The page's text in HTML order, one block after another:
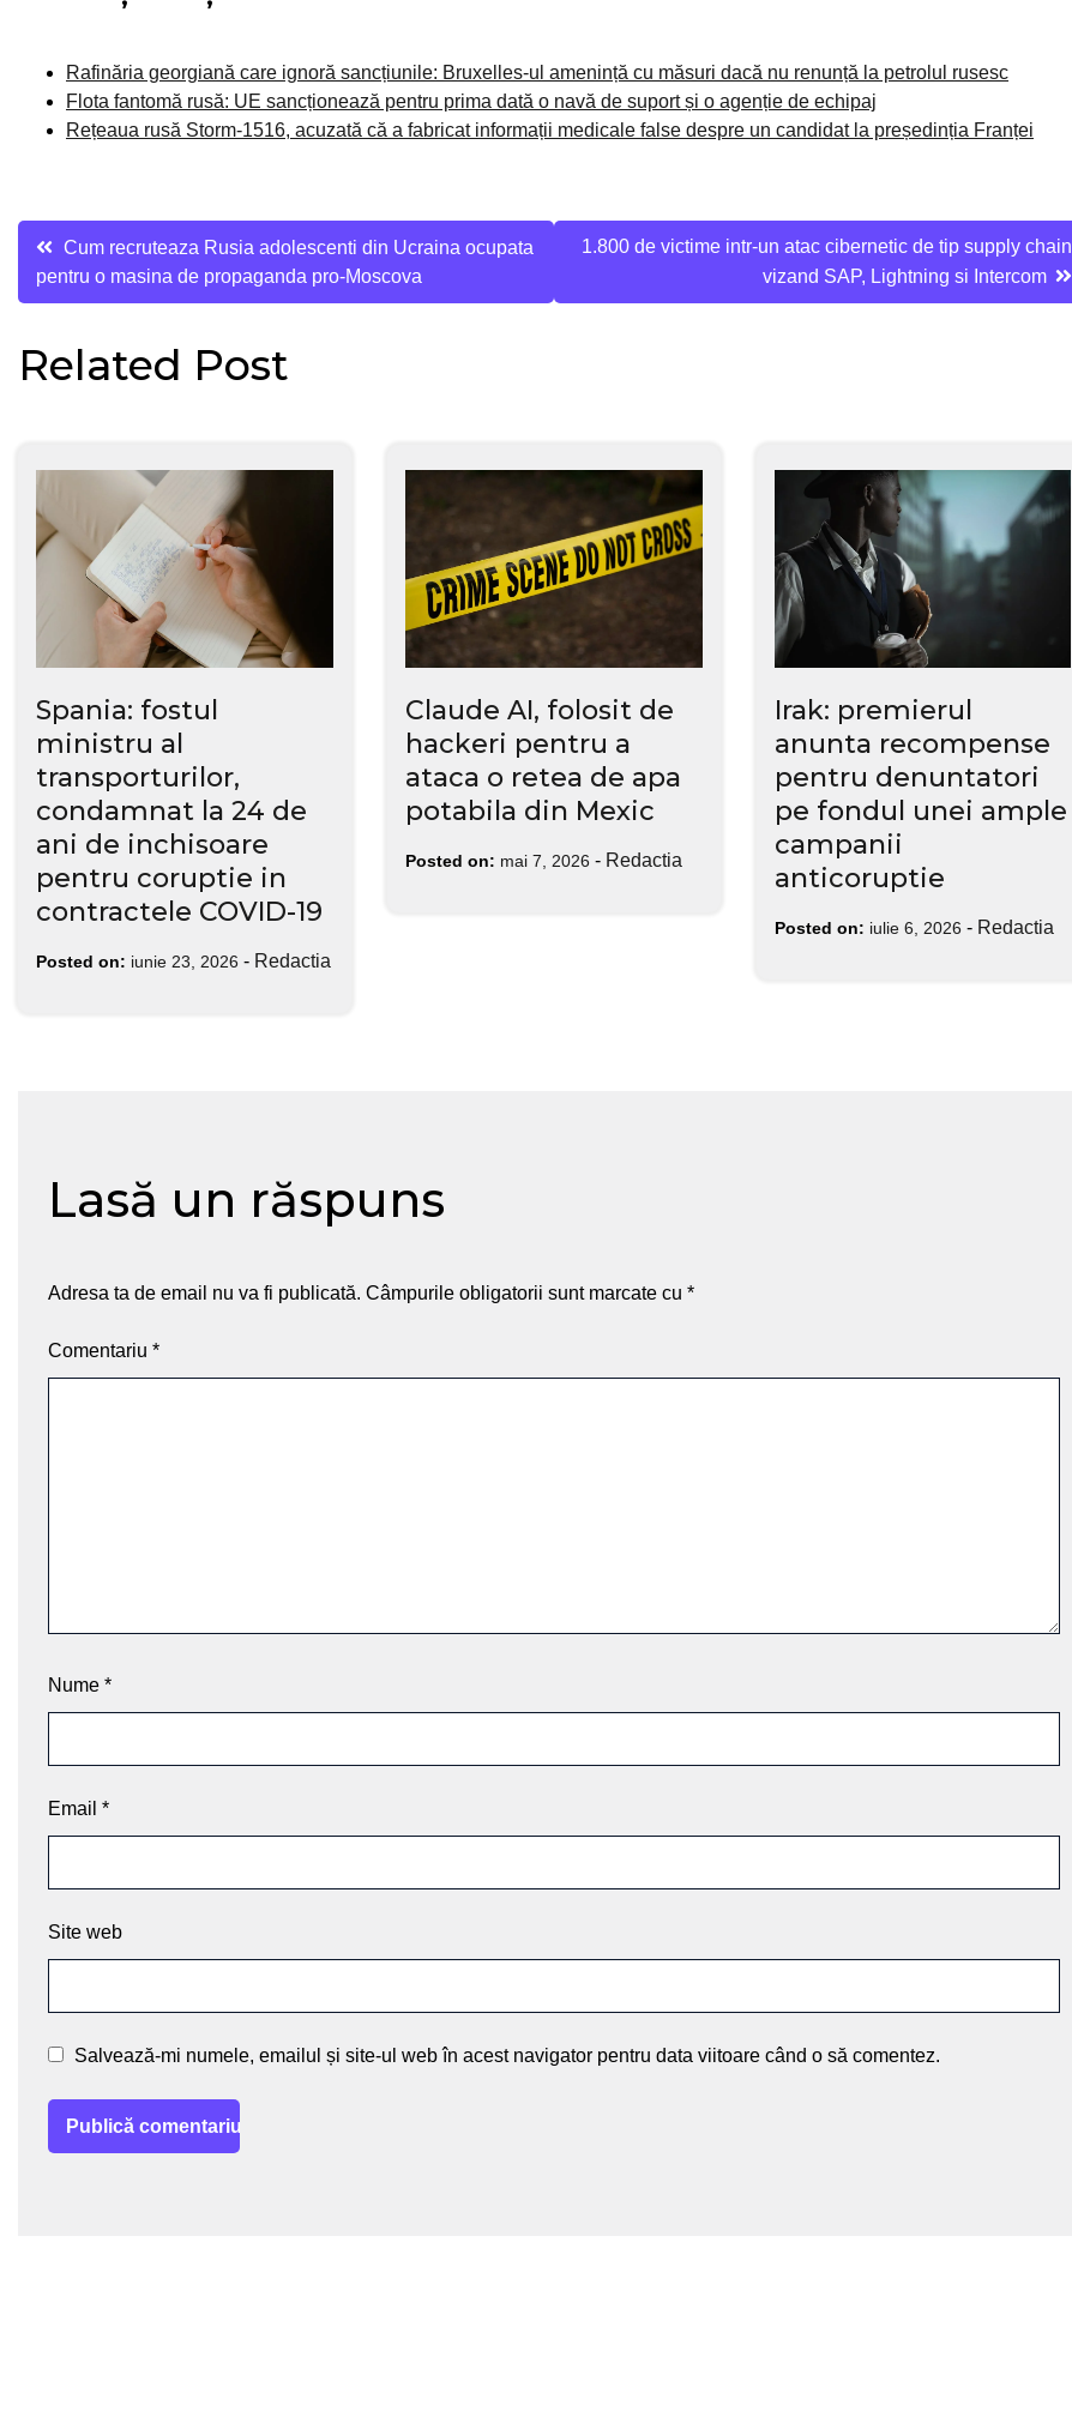
Rafinăria georgiană care ignoră sancțiunile: Bruxelles-ul amenință cu măsuri dacă nu renunță la petrolul rusesc
Flota fantomă rusă: UE sancționează pentru prima dată o navă de suport și o agenție de echipaj
Rețeaua rusă Storm-1516, acuzată că a fabricat informații medicale false despre un candidat la președinția Franței
Navigare
în
articole
Cum recruteaza Rusia adolescenti din Ucraina ocupata
pentru o masina de propaganda pro-Moscova
1.800 de victime intr-un atac cibernetic de tip supply chain
vizand SAP, Lightning si Intercom
Related Post
Spania: fostul
ministru al
transporturilor,
condamnat la 24 de
ani de inchisoare
pentru coruptie in
contractele COVID-19
Posted on: iunie 23, 2026 - Redactia
Claude AI, folosit de
hackeri pentru a
ataca o retea de apa
potabila din Mexic
Posted on: mai 7, 2026 - Redactia
Irak: premierul
anunta recompense
pentru denuntatori
pe fondul unei ample
campanii
anticoruptie
Posted on: iulie 6, 2026 - Redactia
Lasă un răspuns
Adresa ta de email nu va fi publicată. Câmpurile obligatorii sunt marcate cu *
Comentariu *
Nume *
Email *
Site web
Salvează-mi numele, emailul și site-ul web în acest navigator pentru data viitoare când o să comentez.